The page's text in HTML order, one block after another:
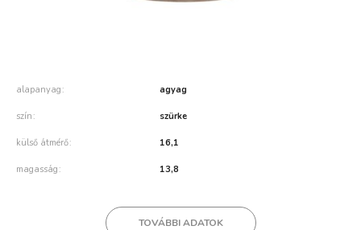
alapanyag agyag
szín szürke
külső átmérő 16,1
magasság 13,8
TOVÁBBI ADATOK